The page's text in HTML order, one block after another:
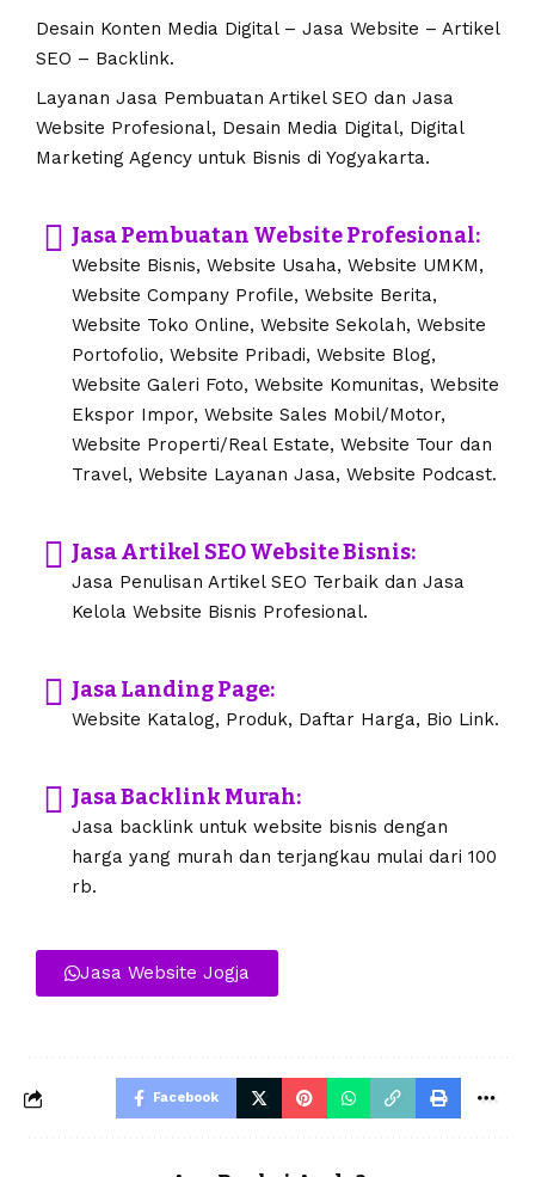
Desain Konten Media Digital – Jasa Website – Artikel
SEO – Backlink.
Layanan Jasa Pembuatan Artikel SEO dan Jasa
Website Profesional, Desain Media Digital, Digital
Marketing Agency untuk Bisnis di Yogyakarta.
Jasa Pembuatan Website Profesional:
Website Bisnis, Website Usaha, Website UMKM,
Website Company Profile, Website Berita,
Website Toko Online, Website Sekolah, Website
Portofolio, Website Pribadi, Website Blog,
Website Galeri Foto, Website Komunitas, Website
Ekspor Impor, Website Sales Mobil/Motor,
Website Properti/Real Estate, Website Tour dan
Travel, Website Layanan Jasa, Website Podcast.
Jasa Artikel SEO Website Bisnis:
Jasa Penulisan Artikel SEO Terbaik dan Jasa
Kelola Website Bisnis Profesional.
Jasa Landing Page:
Website Katalog, Produk, Daftar Harga, Bio Link.
Jasa Backlink Murah:
Jasa backlink untuk website bisnis dengan
harga yang murah dan terjangkau mulai dari 100
rb.
Jasa Website Jogja
Facebook